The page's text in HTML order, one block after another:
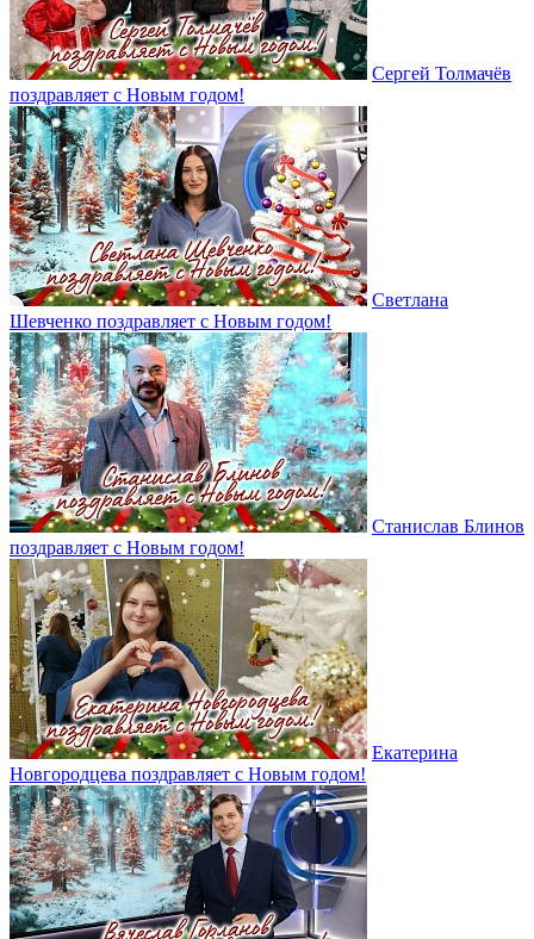
Сергей Толмачёв
поздравляет с Новым годом!
Светлана
Шевченко поздравляет с Новым годом!
Станислав Блинов
поздравляет с Новым годом!
Екатерина
Новгородцева поздравляет с Новым годом!